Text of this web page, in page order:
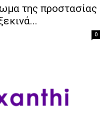
της προστασίας
0